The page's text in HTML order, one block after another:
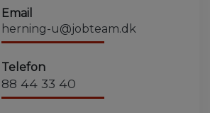
Email
herning-u@jobteam.dk
Telefon
88 44 33 40